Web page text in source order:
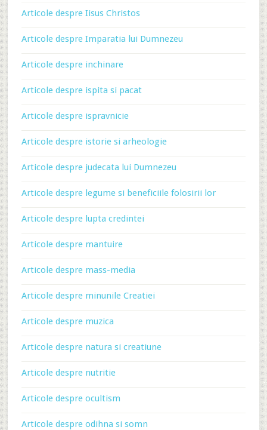
Articole despre Iisus Christos
Articole despre Imparatia lui Dumnezeu
Articole despre inchinare
Articole despre ispita si pacat
Articole despre ispravnicie
Articole despre istorie si arheologie
Articole despre judecata lui Dumnezeu
Articole despre legume si beneficiile folosirii lor
Articole despre lupta credintei
Articole despre mantuire
Articole despre mass-media
Articole despre minunile Creatiei
Articole despre muzica
Articole despre natura si creatiune
Articole despre nutritie
Articole despre ocultism
Articole despre odihna si somn